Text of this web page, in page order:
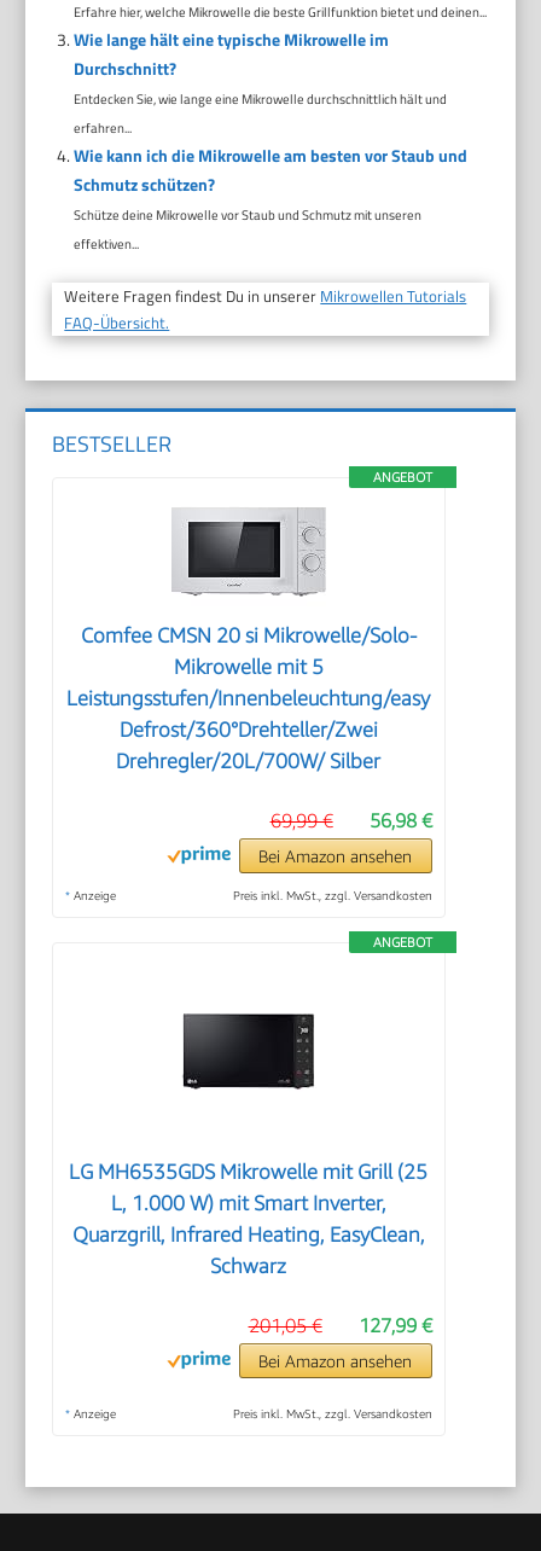
Erfahre hier, welche Mikrowelle die beste Grillfunktion bietet und deinen...
Wie lange hält eine typische Mikrowelle im
Durchschnitt?
Entdecken Sie, wie lange eine Mikrowelle durchschnittlich hält und
erfahren...
Wie kann ich die Mikrowelle am besten vor Staub und
Schmutz schützen?
Schütze deine Mikrowelle vor Staub und Schmutz mit unseren
effektiven...
Weitere Fragen findest Du in unserer Mikrowellen Tutorials
FAQ-Übersicht.
BESTSELLER
ANGEBOT
Comfee CMSN 20 si Mikrowelle/Solo-
Mikrowelle mit 5
Leistungsstufen/Innenbeleuchtung/easy
Defrost/360°Drehteller/Zwei
Drehregler/20L/700W/ Silber
56,98 €
69,99 €
Bei Amazon ansehen
* Anzeige Preis inkl. MwSt., zzgl. Versandkosten
ANGEBOT
LG MH6535GDS Mikrowelle mit Grill (25
L, 1.000 W) mit Smart Inverter,
Quarzgrill, Infrared Heating, EasyClean,
Schwarz
127,99 €
201,05 €
Bei Amazon ansehen
* Anzeige Preis inkl. MwSt., zzgl. Versandkosten